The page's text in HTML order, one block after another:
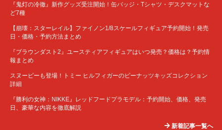
『鬼灯の冷徹』新作グッズ受注開始！缶バッジ・Tシャツ・デスクマットな
ど7種
【崩壊：スターレイル】ファイノン1/8スケールフィギュア予約開始！発売
日・価格・予約方法まとめ
『ブラウンダスト2』ユースティアフィギュアはいつ発売？価格は？予約情
報まとめ
スヌーピーも登場！トミー ヒルフィガーのピーナッツキッズコレクション
詳細
『勝利の女神：NIKKE』レッドフードプラモデル：予約開始、価格、発売
日、豪華な内容を徹底解説
新着記事一覧へ